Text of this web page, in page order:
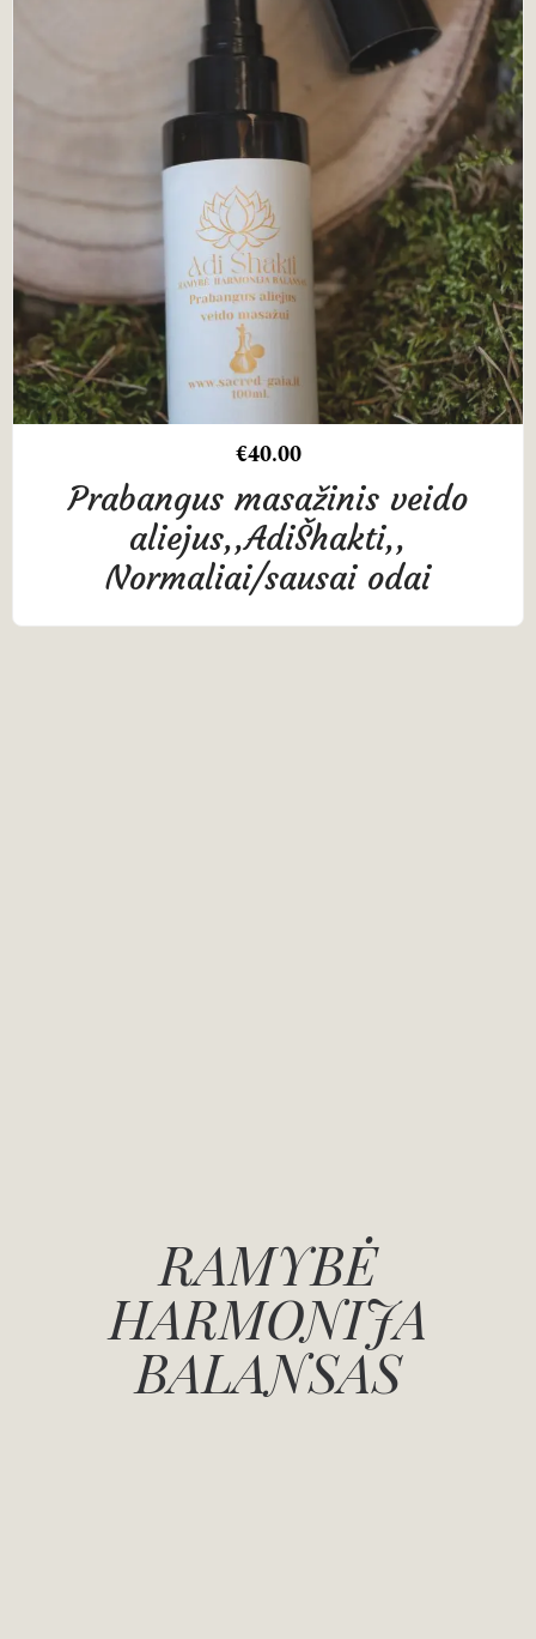
€40.00
Prabangus masažinis veido
aliejus,,AdiŠhakti,,
Normaliai/sausai odai
RAMYBĖ
HARMONIJA
BALANSAS